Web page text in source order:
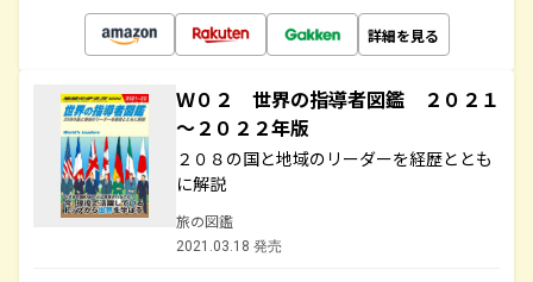
詳細を見る
Ｗ０２ 世界の指導者図鑑 ２０２１
～２０２２年版
２０８の国と地域のリーダーを経歴ととも
に解説
旅の図鑑
2021.03.18 発売